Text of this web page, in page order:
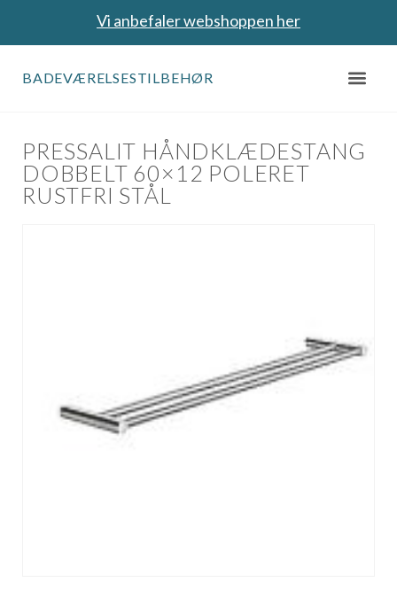
Vi anbefaler webshoppen her
BADEVÆRELSESTILBEHØR
PRESSALIT HÅNDKLÆDESTANG
DOBBELT 60×12 POLERET
RUSTFRI STÅL